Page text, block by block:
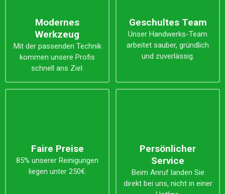
Modernes
Werkzeug
Mit der passenden Technik
kommen unsere Profis
schnell ans Ziel.
Geschultes Team
Unser Handwerks-Team
arbeitet sauber, gründlich
und zuverlässig.
Faire Preise
85% unserer Reinigungen
liegen unter 250€.
Persönlicher
Service
Beim Anruf landen Sie
direkt bei uns, nicht in einer